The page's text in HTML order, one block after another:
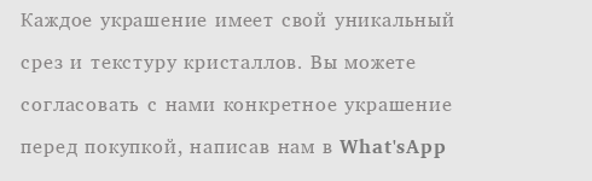
Каждое украшение имеет свой уникальный
срез и текстуру кристаллов. Вы можете
согласовать с нами конкретное украшение
перед покупкой, написав нам вWhat'sApp